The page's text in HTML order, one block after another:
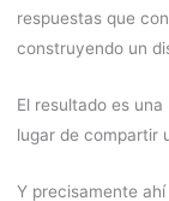
respuestas que
construyendo un
El resultado es
lugar de compartir
Y precisamente